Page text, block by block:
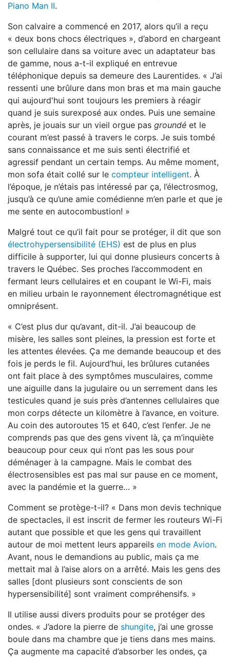
Piano Man II.
Son calvaire a commencé en 2017, alors qu’il a reçu
« deux bons chocs électriques », d’abord en chargeant
son cellulaire dans sa voiture avec un adaptateur bas
de gamme, nous a-t-il expliqué en entrevue
téléphonique depuis sa demeure des Laurentides. « J’ai
ressenti une brûlure dans mon bras et ma main gauche
qui aujourd'hui sont toujours les premiers à réagir
quand je suis surexposé aux ondes. Puis une semaine
après, je jouais sur un vieil orgue pas groundé et le
courant m’est passé à travers le corps. Je suis tombé
sans connaissance et me suis senti électrifié et
agressif pendant un certain temps. Au même moment,
mon sofa était collé sur le compteur intelligent. À
l’époque, je n’étais pas intéressé par ça, l’électrosmog,
jusqu’à ce qu’une amie comédienne m’en parle et que je
me sente en autocombustion! »
Malgré tout ce qu’il fait pour se protéger, il dit que son
électrohypersensibilité (EHS) est de plus en plus
difficile à supporter, lui qui donne plusieurs concerts à
travers le Québec. Ses proches l’accommodent en
fermant leurs cellulaires et en coupant le Wi-Fi, mais
en milieu urbain le rayonnement électromagnétique est
omniprésent.
« C’est plus dur qu’avant, dit-il. J’ai beaucoup de
misère, les salles sont pleines, la pression est forte et
les attentes élevées. Ça me demande beaucoup et des
fois je perds le fil. Aujourd’hui, les brûlures cutanées
ont fait place à des symptômes musculaires, comme
une aiguille dans la jugulaire ou un serrement dans les
testicules quand je suis près d’antennes cellulaires que
mon corps détecte un kilomètre à l’avance, en voiture.
Au coin des autoroutes 15 et 640, c’est l’enfer. Je ne
comprends pas que des gens vivent là, ça m’inquiète
beaucoup pour ceux qui n’ont pas les sous pour
déménager à la campagne. Mais le combat des
électrosensibles est pas mal sur pause en ce moment,
avec la pandémie et la guerre… »
Comment se protège-t-il? « Dans mon devis technique
de spectacles, il est inscrit de fermer les routeurs Wi-Fi
autant que possible et que les gens qui travaillent
autour de moi mettent leurs appareils en mode Avion.
Avant, nous le demandions au public, mais ça me
mettait mal à l’aise alors on a arrêté. Mais les gens des
salles [dont plusieurs sont conscients de son
hypersensibilité] sont vraiment compréhensifs. »
Il utilise aussi divers produits pour se protéger des
ondes. « J’adore la pierre de shungite, j’ai une grosse
boule dans ma chambre que je tiens dans mes mains.
Ça augmente ma capacité d’absorber les ondes, ça